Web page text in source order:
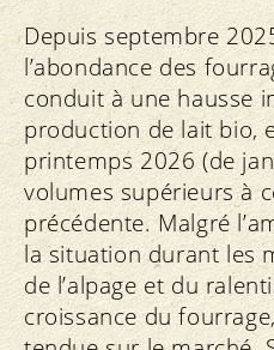
Depuis septembre
l’abondance des
conduit à une hausse
production de lait bio,
printemps 2026 (de
volumes supérieurs à
précédente. Malgré
la situation durant les
de l’alpage et du
croissance du